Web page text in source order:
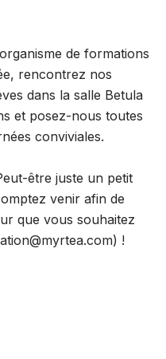
de formations
rencontrez nos
dans la salle Betula
et posez-nous toutes
conviviales.
être juste un petit
venir afin de
que vous souhaitez
!